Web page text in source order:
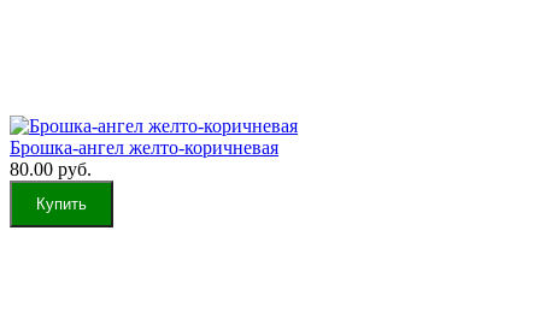
Брошка-ангел желто-коричневая
80.00 руб.